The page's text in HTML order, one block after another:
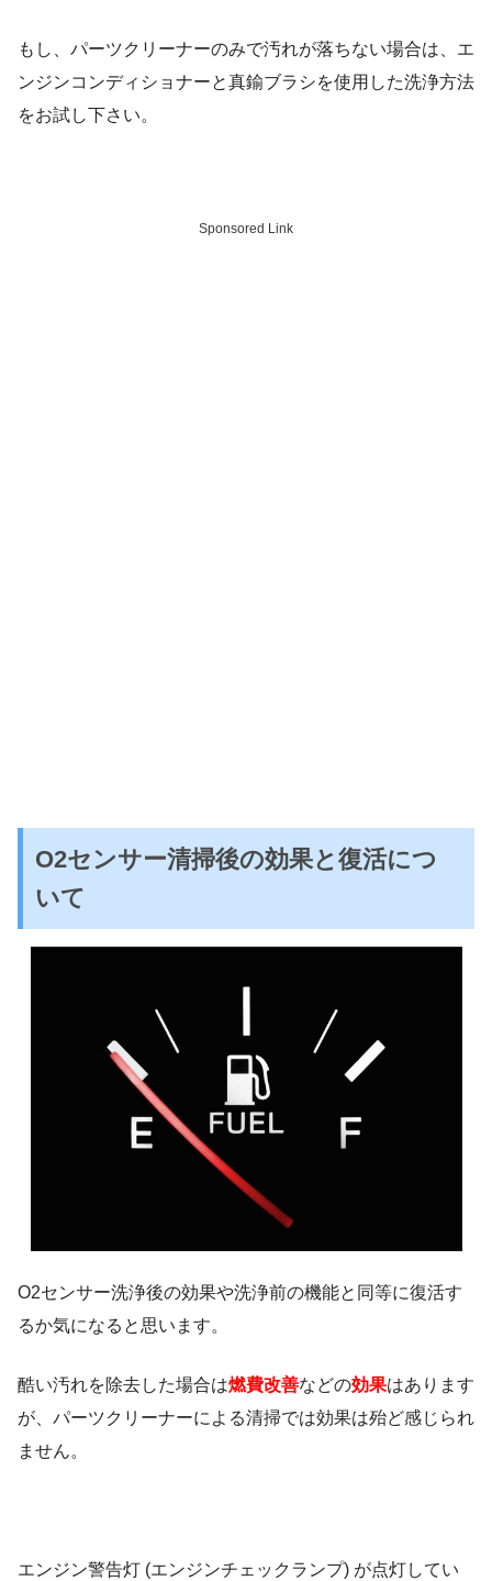
もし、パーツクリーナーのみで汚れが落ちない場合は、エ
ンジンコンディショナーと真鍮ブラシを使用した洗浄方法
をお試し下さい。
Sponsored Link
O2センサー清掃後の効果と復活につ
いて
O2センサー洗浄後の効果や洗浄前の機能と同等に復活す
るか気になると思います。
酷い汚れを除去した場合は燃費改善などの効果はあります
が、パーツクリーナーによる清掃では効果は殆ど感じられ
ません。
エンジン警告灯 (エンジンチェックランプ) が点灯してい